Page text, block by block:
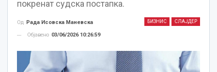
покренат судска постапка.
БИЗНИС СЛАЈДЕР
Од Рада Исовска Маневска
Објавено 03/06/2026 10:26:59